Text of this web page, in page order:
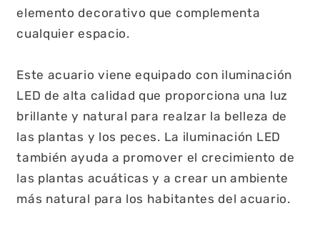
elemento decorativo que complementa
cualquier espacio.
Este acuario viene equipado con iluminación
LED de alta calidad que proporciona una luz
brillante y natural para realzar la belleza de
las plantas y los peces. La iluminación LED
también ayuda a promover el crecimiento de
las plantas acuáticas y a crear un ambiente
más natural para los habitantes del acuario.